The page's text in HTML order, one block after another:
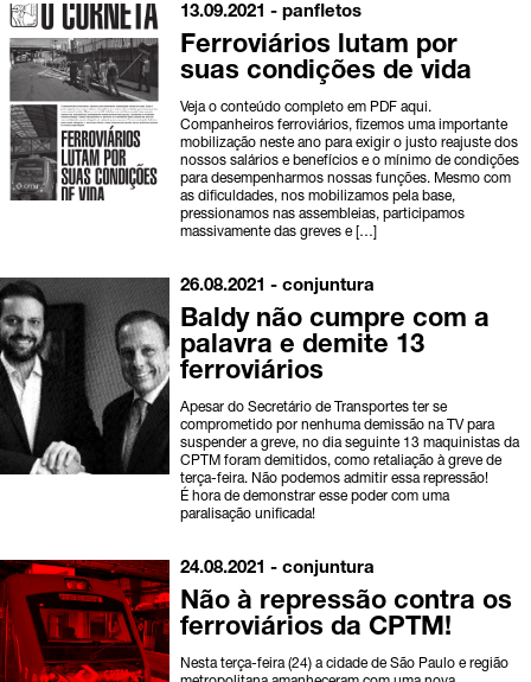
13.09.2021 -panfletos
Ferroviários lutam por
suas condições de vida
Veja o conteúdo completo em PDF aqui.
Companheiros ferroviários, fizemos uma importante
mobilização neste ano para exigir o justo reajuste dos
nossos salários e benefícios e o mínimo de condições
para desempenharmos nossas funções. Mesmo com
as dificuldades, nos mobilizamos pela base,
pressionamos nas assembleias, participamos
massivamente das greves e […]
26.08.2021 -conjuntura
Baldy não cumpre com a
palavra e demite 13
ferroviários
Apesar do Secretário de Transportes ter se
comprometido por nenhuma demissão na TV para
suspender a greve, no dia seguinte 13 maquinistas da
CPTM foram demitidos, como retaliação à greve de
terça-feira. Não podemos admitir essa repressão!
É hora de demonstrar esse poder com uma
paralisação unificada!
24.08.2021 -conjuntura
Não à repressão contra os
ferroviários da CPTM!
Nesta terça-feira (24) a cidade de São Paulo e região